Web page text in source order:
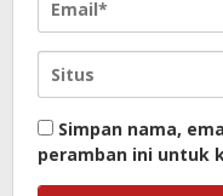
Simpan nama,
peramban ini untuk